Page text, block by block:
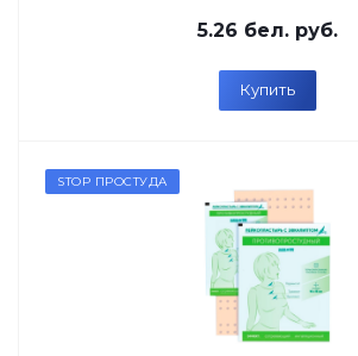
5.26 бел. руб.
Купить
STOP ПРОСТУДА